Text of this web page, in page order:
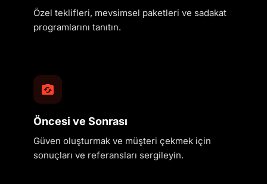
Özel teklifleri, mevsimsel paketleri ve sadakat
programlarını tanıtın.
Öncesi ve Sonrası
Güven oluşturmak ve müşteri çekmek için
sonuçları ve referansları sergileyin.